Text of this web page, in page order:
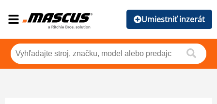
Umiestniť inzerát